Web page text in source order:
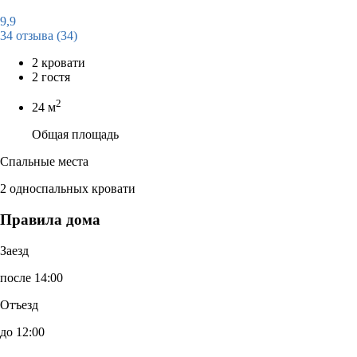
9,9
34 отзыва (34)
2 кровати
2 гостя
24 м2
Общая площадь
Спальные места
2 односпальных кровати
Правила дома
Заезд
после 14:00
Отъезд
до 12:00